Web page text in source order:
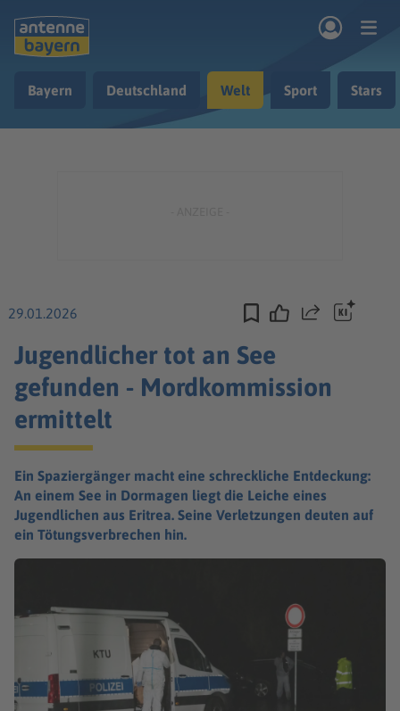
Nachrichten
Bayern Deutschland Welt Sport Stars
29.01.2026 Teilen
Jugendlicher tot an See
gefunden - Mordkommission
ermittelt
Ein Spaziergänger macht eine schreckliche Entdeckung:
An einem See in Dormagen liegt die Leiche eines
Jugendlichen aus Eritrea. Seine Verletzungen deuten auf
ein Tötungsverbrechen hin.